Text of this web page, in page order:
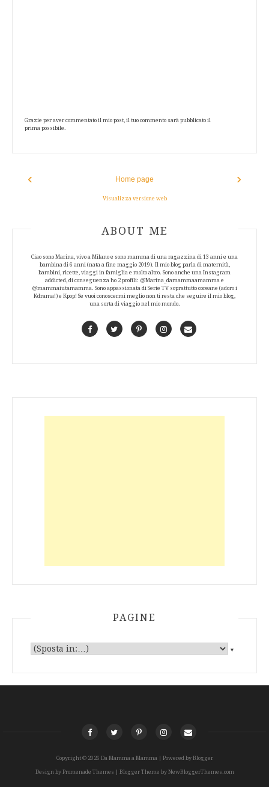
Grazie per aver commentato il mio post, il tuo commento sarà pubblicato il
prima possibile.
‹ ›
Home page
Visualizza versione web
ABOUT AUTHOR
ABOUT ME
Ciao sono Marina, vivo a Milano e sono mamma di una ragazzina di 13 anni e una
bambina di 6 anni (nata a fine maggio 2019). Il mio blog parla di maternità,
bambini, ricette, viaggi in famiglia e molto altro. Sono anche una Instagram
addicted, di conseguenza ho 2 profili: @Marina_damammaamamma e
@mammaiutamamma. Sono appassionata di Serie TV soprattutto coreane (adoro i
Kdrama!) e Kpop! Se vuoi conoscermi meglio non ti resta che seguire il mio blog,
una sorta di viaggio nel mio mondo.
FacebookTwitterPinterestInstagramContact
PAGINE
▼
Copyright © 2026 Da Mamma a Mamma | Powered by Blogger
Design by Promenade Themes | Blogger Theme by NewBloggerThemes.com